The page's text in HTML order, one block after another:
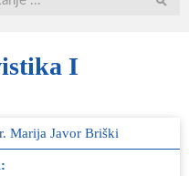
ŠTUDIJ
I
Marija Javor Briški